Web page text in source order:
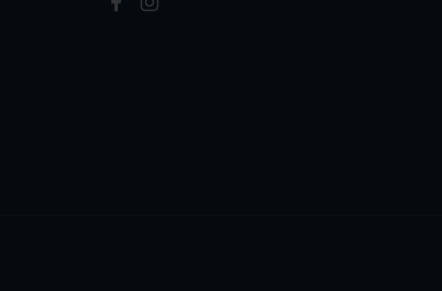
Facebook
Instagram